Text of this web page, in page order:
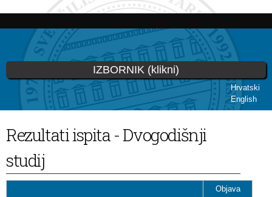
Skoči
glavni
sadržaj
Hrvatski
English
IZBORNIK (klikni)
Vi ste ovdje
Rezultati ispita - Dvogodišnji
studij
Objava